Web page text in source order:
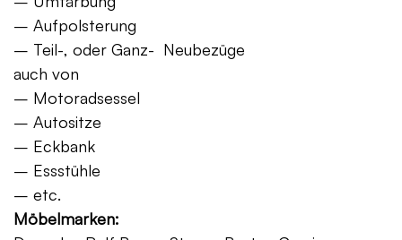
– Aufpolsterung
– Teil-, oder Ganz- Neubezüge
auch von
– Motoradsessel
– Autositze
– Eckbank
– Essstühle
– etc.
Möbelmarken: